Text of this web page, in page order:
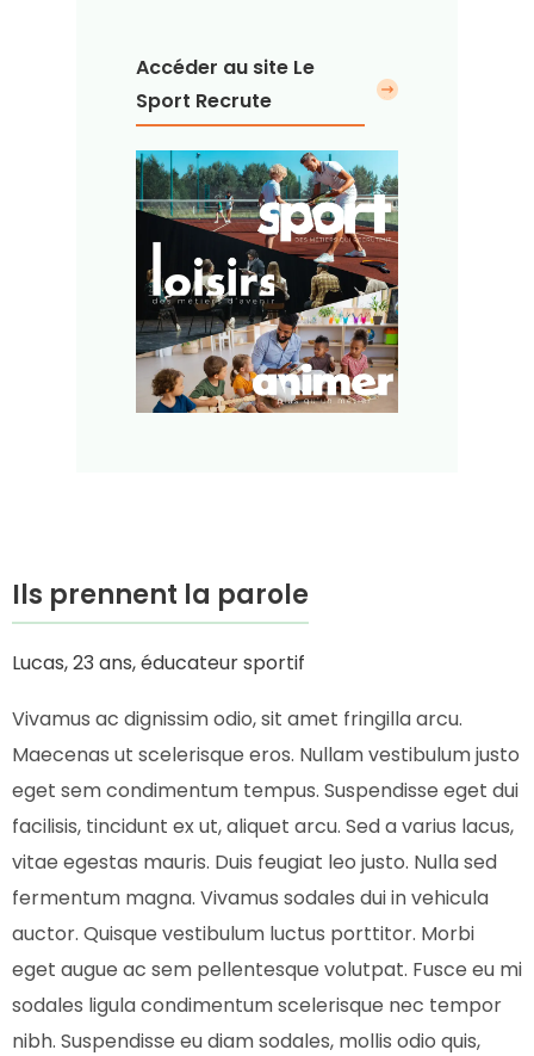
Accéder au site Le
Sport Recrute
Ils prennent la parole
Lucas, 23 ans, éducateur sportif
Vivamus ac dignissim odio, sit amet fringilla arcu.
Maecenas ut scelerisque eros. Nullam vestibulum justo
eget sem condimentum tempus. Suspendisse eget dui
facilisis, tincidunt ex ut, aliquet arcu. Sed a varius lacus,
vitae egestas mauris. Duis feugiat leo justo. Nulla sed
fermentum magna. Vivamus sodales dui in vehicula
auctor. Quisque vestibulum luctus porttitor. Morbi
eget augue ac sem pellentesque volutpat. Fusce eu mi
sodales ligula condimentum scelerisque nec tempor
nibh. Suspendisse eu diam sodales, mollis odio quis,